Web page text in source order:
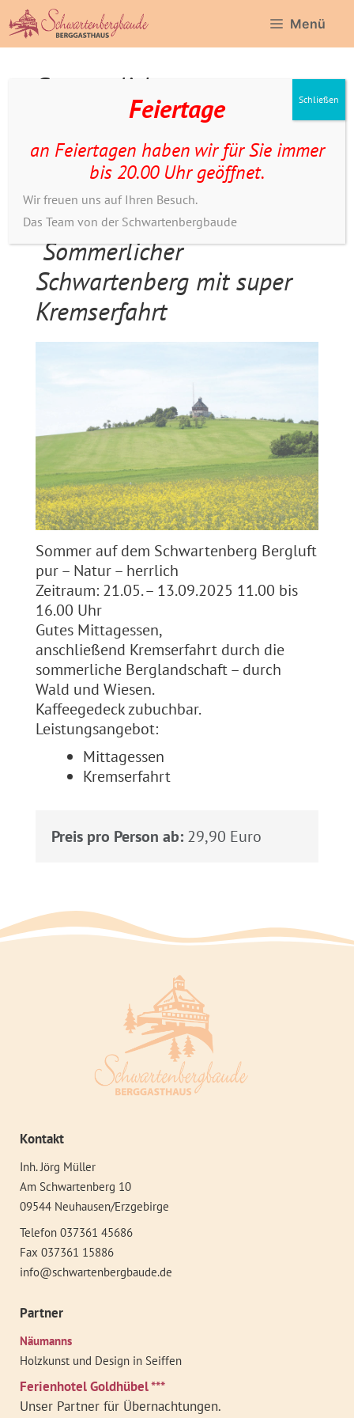
Inhalt
springen
Menü
Sommerlicher
Schwartenberg mit super
Kremserfahrt
Mai bis September
Sommerlicher
Schwartenberg mit super
Kremserfahrt
Sommer auf dem Schwartenberg Bergluft
pur – Natur – herrlich
Zeitraum: 21.05. – 13.09.2025 11.00 bis
16.00 Uhr
Gutes Mittagessen,
anschließend Kremserfahrt durch die
sommerliche Berglandschaft – durch
Wald und Wiesen.
Kaffeegedeck zubuchbar.
Leistungsangebot:
Mittagessen
Kremserfahrt
Preis pro Person ab: 29,90 Euro
Kontakt
Inh. Jörg Müller
Am Schwartenberg 10
09544 Neuhausen/Erzgebirge
Telefon 037361 45686
Fax 037361 15886
info@schwartenbergbaude.de
Partner
Näumanns
Holzkunst und Design in Seiffen
Ferienhotel Goldhübel ***
Unser Partner für Übernachtungen.
Feiertage
an Feiertagen haben wir für Sie immer
bis 20.00 Uhr geöffnet.
Wir freuen uns auf Ihren Besuch.
Das Team von der Schwartenbergbaude
Schließen